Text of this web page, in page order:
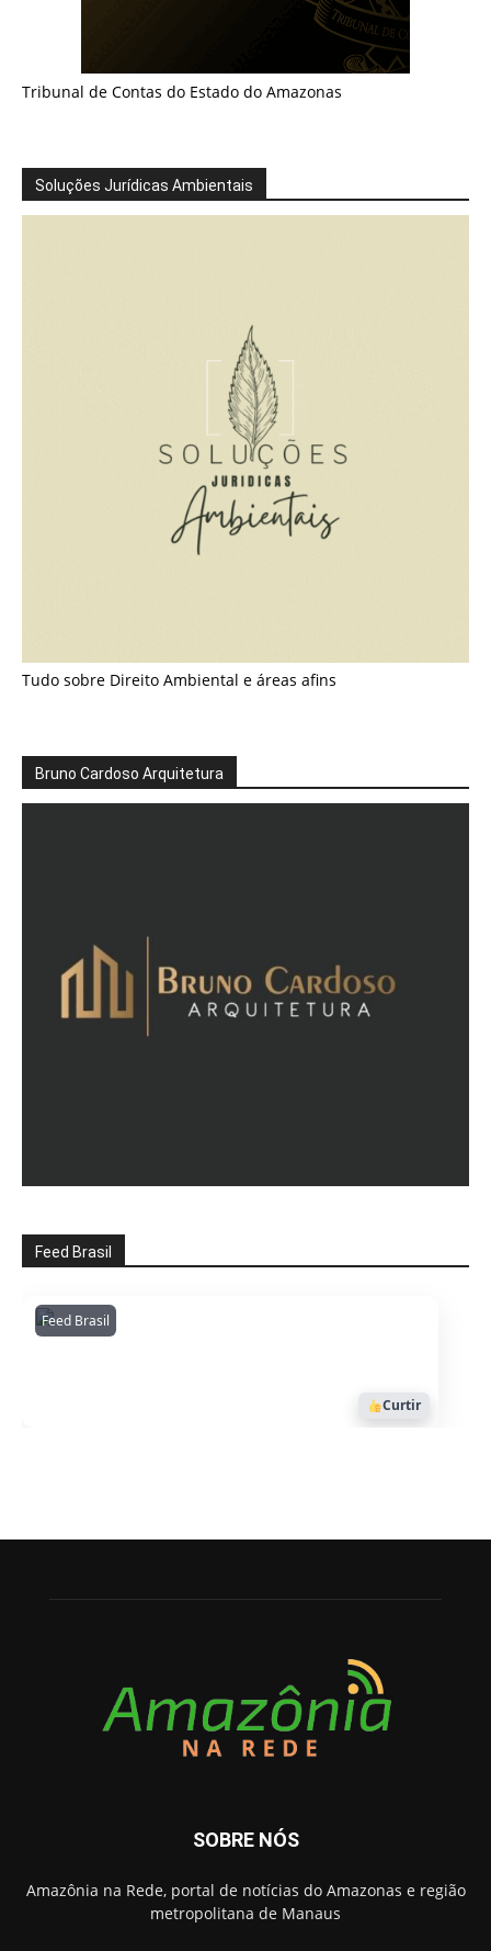
Tribunal de Contas do Estado do Amazonas
Soluções Jurídicas Ambientais
Tudo sobre Direito Ambiental e áreas afins
Bruno Cardoso Arquitetura
Feed Brasil
Feed BrasilAmazonianarede
1053
Curtir
SOBRE NÓS
Amazônia na Rede, portal de notícias do Amazonas e região
metropolitana de Manaus